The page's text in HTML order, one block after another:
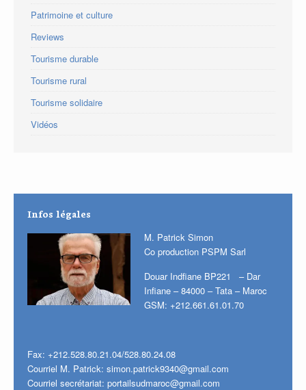
Patrimoine et culture
Reviews
Tourisme durable
Tourisme rural
Tourisme solidaire
Vidéos
Infos légales
M. Patrick Simon
Co production PSPM Sarl
Douar Indfiane BP221 – Dar
Infiane – 84000 – Tata – Maroc
GSM: +212.661.61.01.70
Fax: +212.528.80.21.04/528.80.24.08
Courriel M. Patrick: simon.patrick9340@gmail.com
Courriel secrétariat: portailsudmaroc@gmail.com